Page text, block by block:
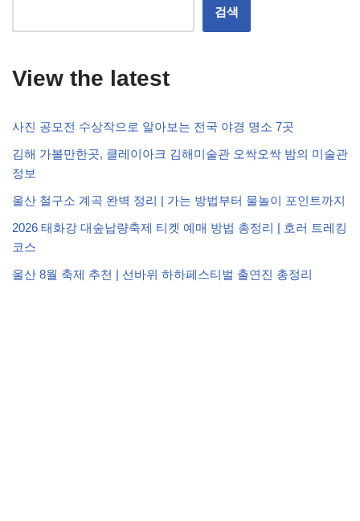
검색
View the latest
사진 공모전 수상작으로 알아보는 전국 야경 명소 7곳
김해 가볼만한곳, 클레이아크 김해미술관 오싹오싹 밤의 미술관
정보
울산 철구소 계곡 완벽 정리 | 가는 방법부터 물놀이 포인트까지
2026 태화강 대숲납량축제 티켓 예매 방법 총정리 | 호러 트레킹
코스
울산 8월 축제 추천 | 선바위 하하페스티벌 출연진 총정리